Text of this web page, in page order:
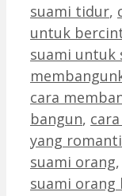
suami tidur,
untuk
suami untuk
cara
bangun,
yang
suami orang,
suami orang